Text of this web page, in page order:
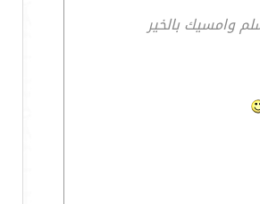
وامسيك بالخير